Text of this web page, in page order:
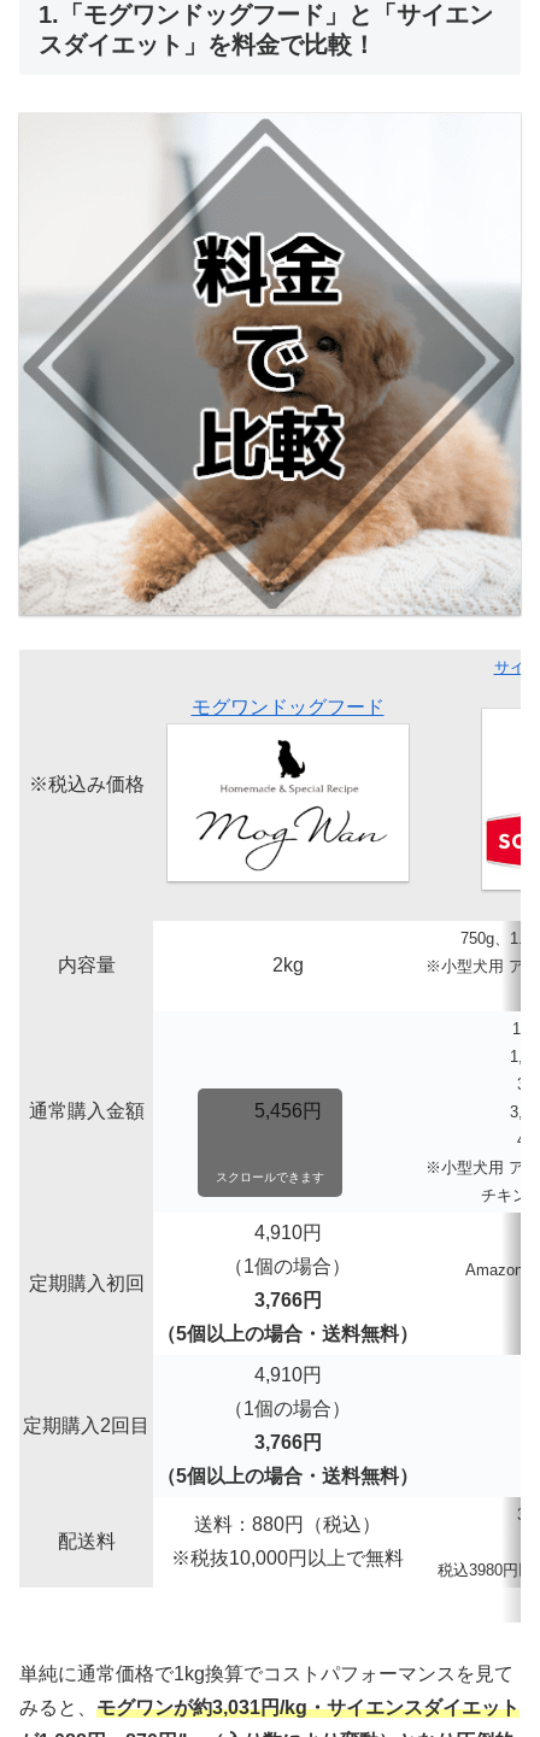
1.「モグワンドッグフード」と「サイエン
スダイエット」を料金で比較！
※税込み価格
モグワンドッグフード
サイ
内容量 2kg
750g、
※小型犬用 ア
通常購入金額 5,456円
※小型犬用 ア
チキン
定期購入初回
4,910円
（1個の場合）
3,766円
（5個以上の場合・送料無料）
Amazon
定期購入2回目
4,910円
（1個の場合）
3,766円
（5個以上の場合・送料無料）
配送料
送料：880円（税込）
※税抜10,000円以上で無料
税込3980円以
スクロールできます
単純に通常価格で1kg換算でコストパフォーマンスを見て
みると、 モグワンが約3,031円/kg・サイエンスダイエット